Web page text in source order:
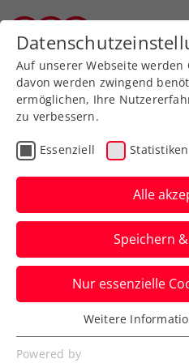
Zurück zur
Davis Cup
Davis Cup:
bei
Mittwoch
Die Chancen auf ein
die Mannschaft von
bei 50:50.
Verfasst von: Manuel Wachta,
Auf unserer Webseite werden
davon werden zwingend
ermöglichen, Ihre
zu verbessern.
Essenziell Statistiken
Alle
Speichern
Nur essenzielle
Essenziell
Essenzielle Cookies werden
Weitere
Powered by